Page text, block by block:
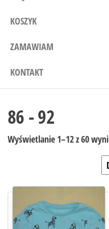
KOSZYK
ZAMAWIAM
KONTAKT
86 - 92
Wyświetlanie 1–12 z 60